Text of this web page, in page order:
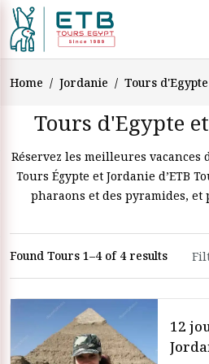
Home Jordanie Tours
Tours d'Egypte
Réservez les meilleures vacances
Tours Égypte et Jordanie d’ETB
pharaons et des pyramides, et
fantastique en Jordanie
visiter deux des pays les plus
Égypte et Jordanie ou des
avons des forfaits voyages Égypte
besoins.
Found Tours 1–4 of 4 results
12